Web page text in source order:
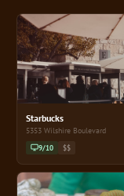
Starbucks
5353 Wilshire Boulevard
9/10 $$